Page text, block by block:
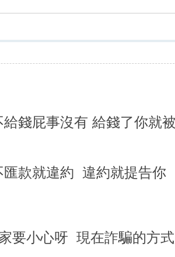
錢屁事沒有 給錢了你就被
匯款就違約 違約就提告你
要小心呀 現在詐騙的方